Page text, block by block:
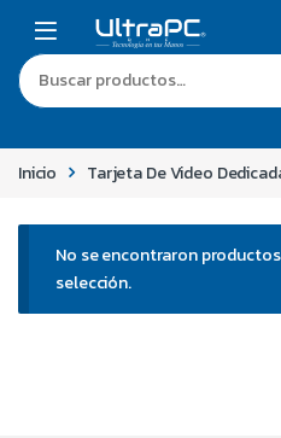
Inicio Tarjeta De Video
No se encontraron
selección.